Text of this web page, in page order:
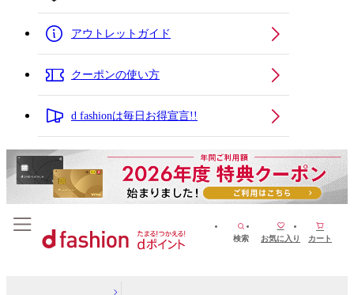
アウトレットガイド
クーポンの使い方
d fashionは毎日お得宣言!!
検索 お気に入り カート